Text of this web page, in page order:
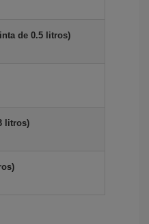
de 0.5 litros)
litros)